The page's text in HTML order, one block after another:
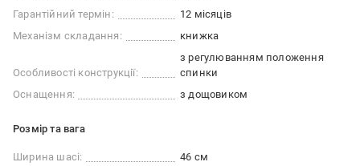
Гарантійний термін:
12 місяців
Механізм складання:
книжка
Особливості конструкції:
з регулюванням положення
спинки
Оснащення:
з дощовиком
Розмір та вага
Ширина шасі:
46 см